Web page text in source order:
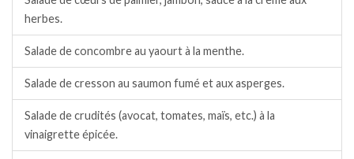
herbes.
Salade de concombre au yaourt à la menthe.
Salade de cresson au saumon fumé et aux asperges.
Salade de crudités (avocat, tomates, maïs, etc.) à la
vinaigrette épicée.